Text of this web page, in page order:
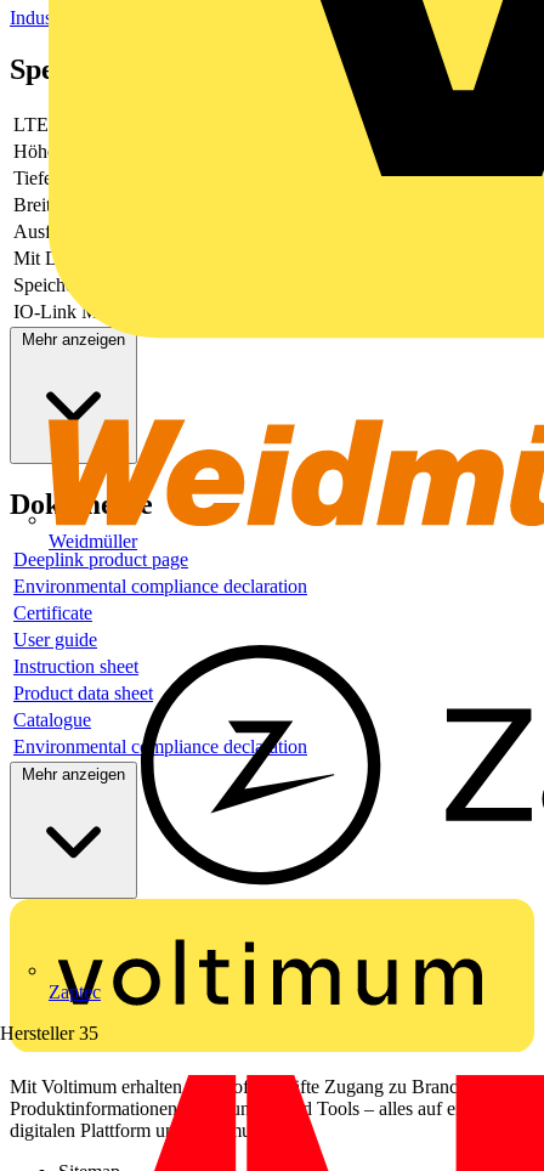
Weidmüller
Zaptec
Hersteller 35
Industriesteuerungen SPS
Spezifikationen
LTE
Höhe
Tiefe
Breite
Ausführung
Mit Display
Speicherart
IO-Link Master
Mehr anzeigen
Dokumente
Deeplink product page
Environmental compliance declaration
Certificate
User guide
Instruction sheet
Product data sheet
Catalogue
Environmental compliance declaration
Mehr anzeigen
Mit Voltimum erhalten Elektrofachkräfte Zugang zu Branchennews,
Produktinformationen, Schulungen und Tools – alles auf einer
digitalen Plattform und Community.